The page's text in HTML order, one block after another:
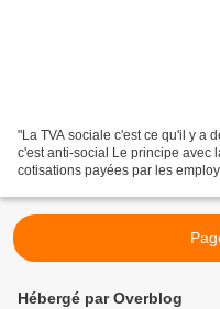
"La TVA sociale c'est ce qu'il y a
c'est anti-social Le principe avec
cotisations payées par les
Hébergé par Overblog